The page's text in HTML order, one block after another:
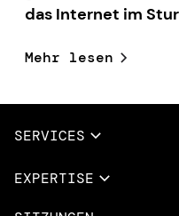
das Internet im
Mehr lesen
SERVICES
Vollständige
EXPERTISE